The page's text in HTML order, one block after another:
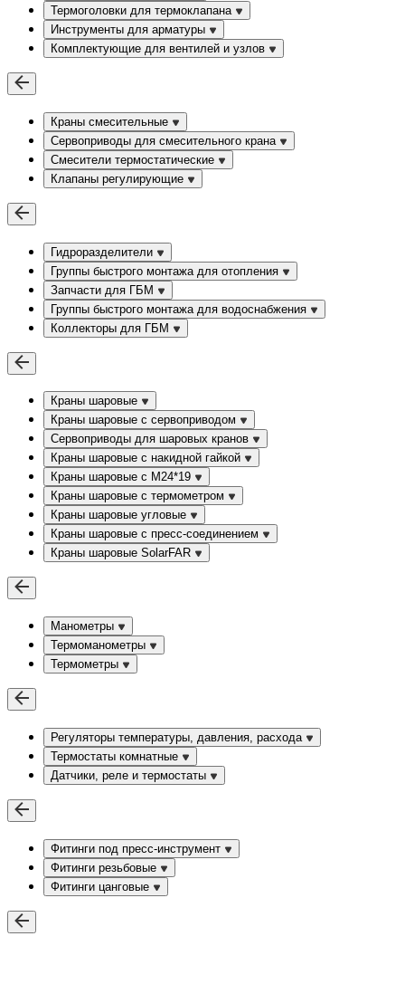
Термоголовки для термоклапана
Инструменты для арматуры
Комплектующие для вентилей и узлов
Краны смесительные
Сервоприводы для смесительного крана
Смесители термостатические
Клапаны регулирующие
Гидроразделители
Группы быстрого монтажа для отопления
Запчасти для ГБМ
Группы быстрого монтажа для водоснабжения
Коллекторы для ГБМ
Краны шаровые
Краны шаровые с сервоприводом
Сервоприводы для шаровых кранов
Краны шаровые с накидной гайкой
Краны шаровые с М24*19
Краны шаровые с термометром
Краны шаровые угловые
Краны шаровые c пресс-соединением
Краны шаровые SolarFAR
Манометры
Термоманометры
Термометры
Регуляторы температуры, давления, расхода
Термостаты комнатные
Датчики, реле и термостаты
Фитинги под пресс-инструмент
Фитинги резьбовые
Фитинги цанговые